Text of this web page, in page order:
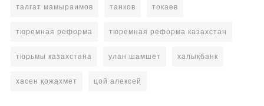
талгат мамыраимов танков токаев
тюремная реформа тюремная реформа казахстан
тюрьмы казахстана улан шамшет халыкбанк
хасен қожахмет цой алексей